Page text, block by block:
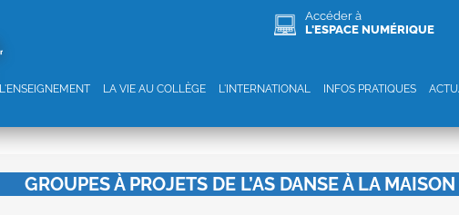
Accéder à
L'ESPACE NUMÉRIQUE
L'ENSEIGNEMENT LA VIE AU COLLÈGE L'INTERNATIONAL INFOS PRATIQUES
GROUPES À PROJETS DE L’AS DANSE À LA